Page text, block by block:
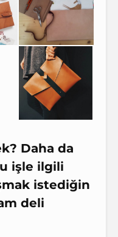
Daha da
işle ilgili
istediğin
deli